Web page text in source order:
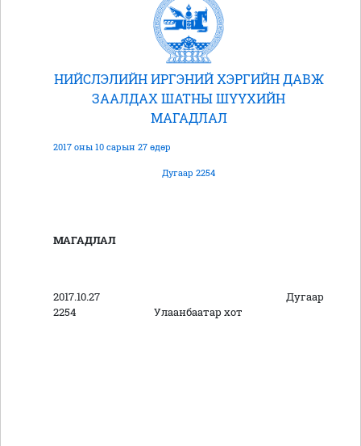
НИЙСЛЭЛИЙН ИРГЭНИЙ ХЭРГИЙН ДАВЖ
ЗААЛДАХ ШАТНЫ ШҮҮХИЙН
МАГАДЛАЛ
2017 оны 10 сарын 27 өдөр
Дугаар 2254
МАГАДЛАЛ
2017.10.27 Дугаар
2254 Улаанбаатар хот